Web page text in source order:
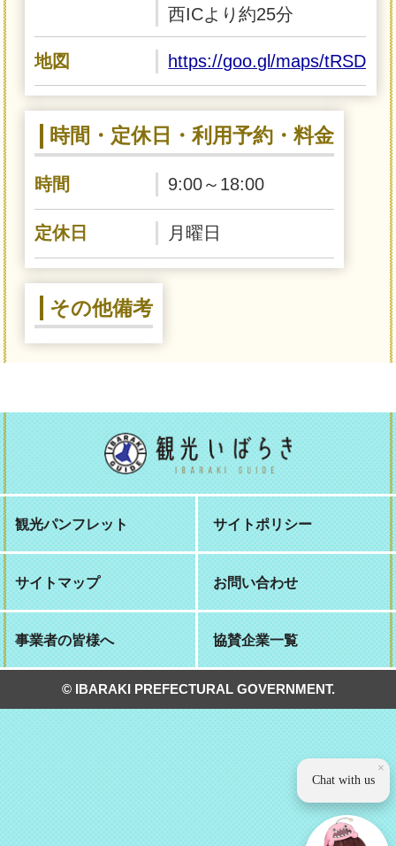
西ICより約25分
地図 https://goo.gl/maps/
時間・定休日・利用予約・料金
時間 9:00～18:00
定休日 月曜日
その他備考
観光パンフレット サイトポリシー
サイトマップ お問い合わせ
事業者の皆様へ 協賛企業一覧
© IBARAKI PREFECTURAL GOVERNMENT.
×
Chat with us